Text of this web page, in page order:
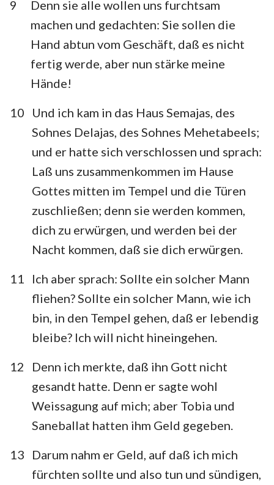
1 2 3 4 5 6
7
8
10 11 12 13
9
Denn sie alle wollen uns furchtsam
machen und gedachten: Sie sollen die
Hand abtun vom Geschäft, daß es nicht
fertig werde, aber nun stärke meine
Hände!
10
Und ich kam in das Haus Semajas, des
Sohnes Delajas, des Sohnes Mehetabeels;
und er hatte sich verschlossen und sprach:
Laß uns zusammenkommen im Hause
Gottes mitten im Tempel und die Türen
zuschließen; denn sie werden kommen,
dich zu erwürgen, und werden bei der
Nacht kommen, daß sie dich erwürgen.
11
Ich aber sprach: Sollte ein solcher Mann
fliehen? Sollte ein solcher Mann, wie ich
bin, in den Tempel gehen, daß er lebendig
bleibe? Ich will nicht hineingehen.
12
Denn ich merkte, daß ihn Gott nicht
gesandt hatte. Denn er sagte wohl
Weissagung auf mich; aber Tobia und
Saneballat hatten ihm Geld gegeben.
13
Darum nahm er Geld, auf daß ich mich
fürchten sollte und also tun und sündigen,